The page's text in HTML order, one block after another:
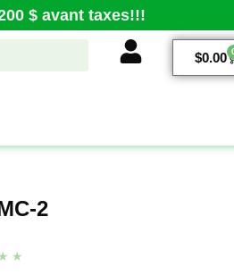
$ avant taxes!!!
$0.00
2
★ ★